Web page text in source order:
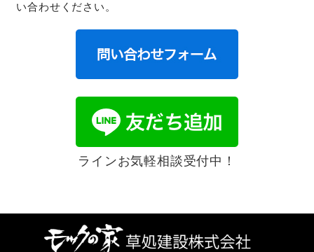
い合わせください。
ラインお気軽相談受付中！